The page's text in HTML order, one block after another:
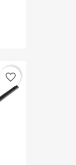
favorite_border